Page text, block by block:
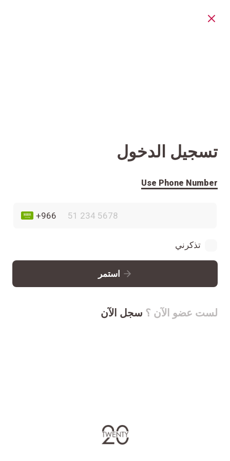
تسجيل الدخول
Use Phone Number
تذكرني
استمر
لست عضو الآن ؟ سجل الآن